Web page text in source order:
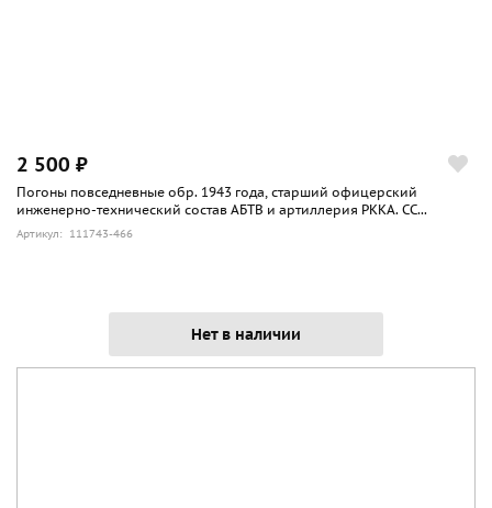
2 500 ₽
Погоны повседневные обр. 1943 года, старший офицерский
инженерно-технический состав АБТВ и артиллерия РККА. СС...
Артикул: 111743-466
Нет в наличии